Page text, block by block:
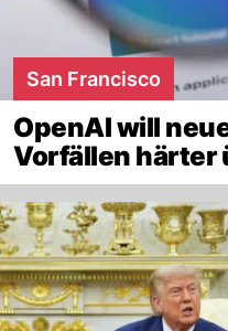
San Francisco
OpenAI will
Vorfällen härter